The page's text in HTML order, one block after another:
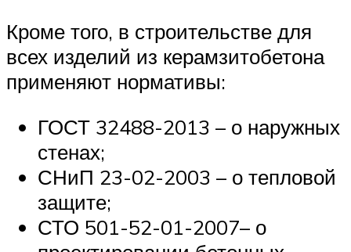
Кроме того, в строительстве для
всех изделий из керамзитобетона
применяют нормативы:
ГОСТ 32488-2013 – о наружных
стенах;
СНиП 23-02-2003 – о тепловой
защите;
СТО 501-52-01-2007– о